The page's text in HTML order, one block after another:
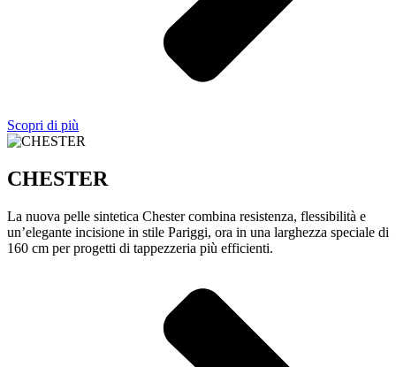
Scopri di più
CHESTER
La nuova pelle sintetica Chester combina resistenza, flessibilità e
un’elegante incisione in stile Pariggi, ora in una larghezza speciale di
160 cm per progetti di tappezzeria più efficienti.